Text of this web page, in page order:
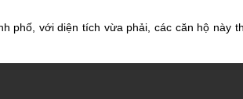
phố, với diện tích vừa phải, các căn hộ này